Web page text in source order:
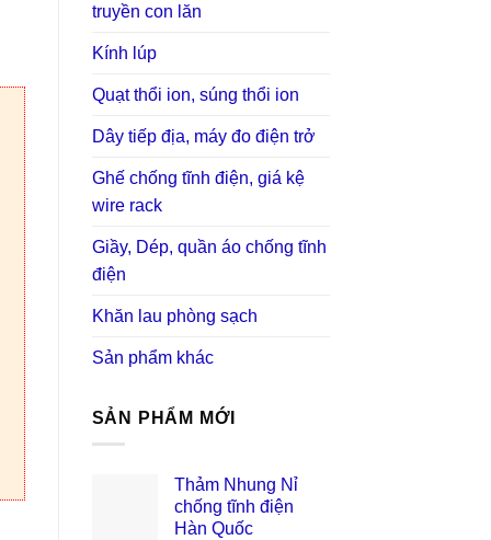
truyền con lăn
Kính lúp
Quạt thổi ion, súng thổi ion
Dây tiếp địa, máy đo điện trở
Ghế chống tĩnh điện, giá kệ
wire rack
Giầy, Dép, quần áo chống tĩnh
điện
Khăn lau phòng sạch
Sản phẩm khác
SẢN PHẨM MỚI
Thảm Nhung Nỉ
chống tĩnh điện
Hàn Quốc
số lượng